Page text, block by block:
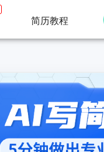
简历教程